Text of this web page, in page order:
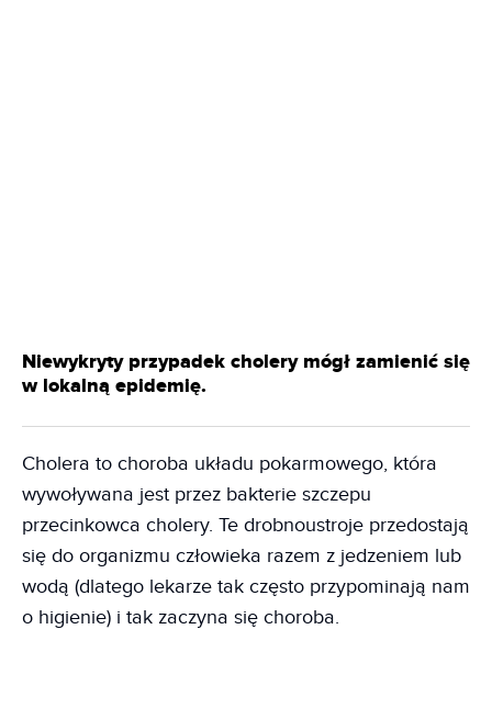
Niewykryty przypadek cholery mógł zamienić się
w lokalną epidemię.
Cholera to choroba układu pokarmowego, która
wywoływana jest przez bakterie szczepu
przecinkowca cholery. Te drobnoustroje przedostają
się do organizmu człowieka razem z jedzeniem lub
wodą (dlatego lekarze tak często przypominają nam
o higienie) i tak zaczyna się choroba.